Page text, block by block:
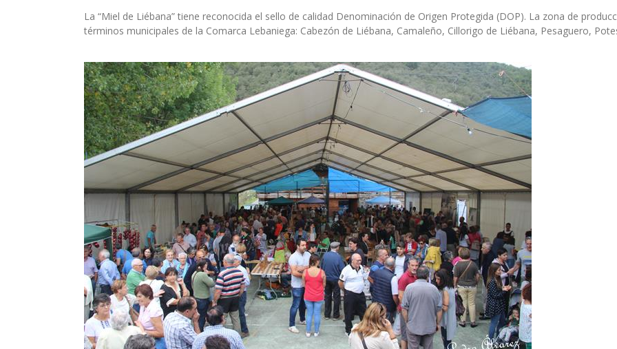
La “Miel de Liébana” tiene reconocida el sello de calidad Denominación de Origen Protegida (DOP). La zona de
términos municipales de la Comarca Lebaniega: Cabezón de Liébana, Camaleño, Cillorigo de Liébana, Pesaguero,